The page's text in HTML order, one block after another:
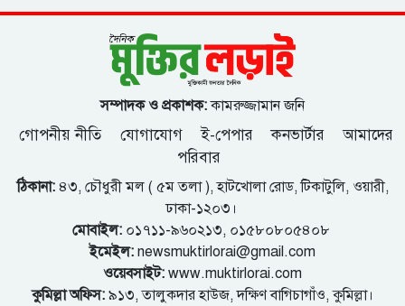
সম্পাদক ও প্রকাশক:কামরুজ্জামান জনি
গোপনীয় নীতি যোগাযোগ ই-পেপার কনভার্টার
আমাদের
পরিবার
ঠিকানা:৪৩, চৌধুরী মল ( ৫ম তলা ), হাটখোলা রোড, টিকাটুলি, ওয়ারী,
ঢাকা-১২০৩।
মোবাইল:০১৭১১-৯৬০২১৩, ০১৫৮০৮০৫৪০৮
ইমেইল: newsmuktirlorai@gmail.com
ওয়েবসাইট: www.muktirlorai.com
কুমিল্লা অফিস: ৯১৩, তালুকদার হাউজ, দক্ষিণ বাগিচাগাঁও, কুমিল্লা।